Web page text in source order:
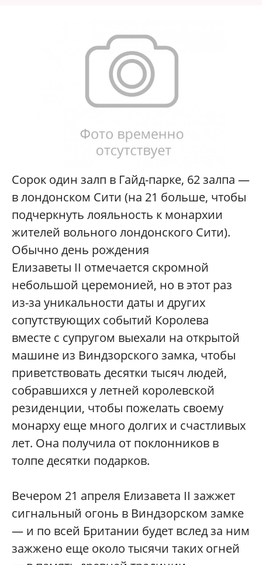
Сорок один залп в Гайд-парке, 62 залпа —
в лондонском Сити (на 21 больше, чтобы
подчеркнуть лояльность к монархии
жителей вольного лондонского Сити).
Обычно день рождения
Елизаветы II отмечается скромной
небольшой церемонией, но в этот раз
из-за уникальности даты и других
сопутствующих событий Королева
вместе с супругом выехали на открытой
машине из Виндзорского замка, чтобы
приветствовать десятки тысяч людей,
собравшихся у летней королевской
резиденции, чтобы пожелать своему
монарху еще много долгих и счастливых
лет. Она получила от поклонников в
толпе десятки подарков.
Вечером 21 апреля Елизавета II зажжет
сигнальный огонь в Виндзорском замке
— и по всей Британии будет вслед за ним
зажжено еще около тысячи таких огней